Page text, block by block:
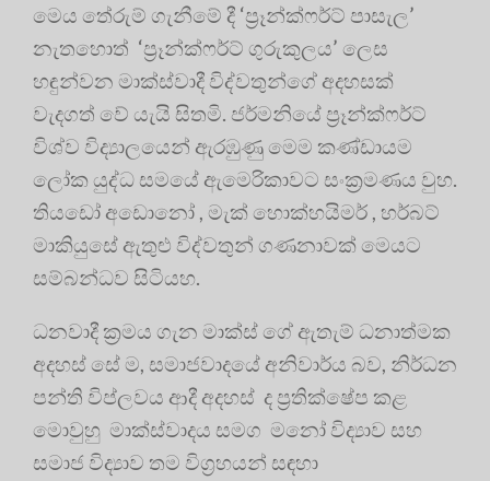
මෙය තේරුම් ගැනීමේ දී ‘ප්‍රෑන්ක්ෆර්ට් පාසැල’
නැතහොත් ‘ප්‍රෑන්ක්ෆර්ට් ගුරුකුලය’ ලෙස
හඳුන්වන මාක්ස්වාදී විද්වතුන්ගේ අදහසක්
වැදගත් වේ යැයි සිතමි. ජර්මනියේ ප්‍රෑන්ක්ෆර්ට්
විශ්ව විද්‍යාලයෙන් ඇරඹුණු මෙම කණ්ඩායම
ලෝක යුද්ධ සමයේ ඇමෙරිකාවට සංක්‍රමණය වුහ.
තියඩෝ අඩොනෝ , මැක් හොක්හයිමර් , හර්බට්
මාකියුසේ ඇතුළු විද්වතුන් ගණනාවක් මෙයට
සම්බන්ධව සිටියහ.
ධනවාදී ක්‍රමය ගැන මාක්ස් ගේ ඇතැම් ධනාත්මක
අදහස් සේ ම, සමාජවාදයේ අනිවාර්ය බව, නිර්ධන
පන්ති විප්ලවය ආදී අදහස් ද ප්‍රතික්ෂේප කළ
මොවුහු මාක්ස්වාදය සමග මනෝ විද්‍යාව සහ
සමාජ විද්‍යාව තම විග්‍රහයන් සඳහා